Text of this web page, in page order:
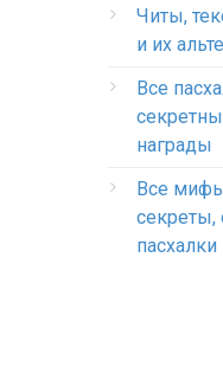
Читы,
и их
Все
награды
Все
пасхалки